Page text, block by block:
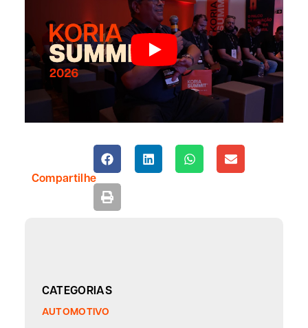
Compartilhe
CATEGORIAS
AUTOMOTIVO